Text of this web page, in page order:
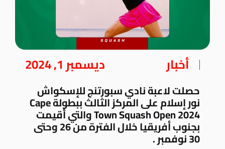
أخبار ديسمبر 1, 2024
حصلت لاعبة نادي سبورتنج للإسكواش
نور إسلام على المركز الثالث ببطولة Cape
Town Squash Open 2024 والتي أقيمت
بجنوب أفريقيا خلال الفترة من 26 وحتى
30 نوفمبر .